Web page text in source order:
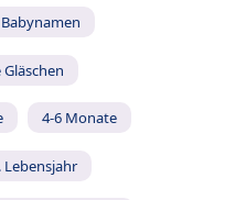
Babynamen
Gläschen
4-6 Monate
Lebensjahr